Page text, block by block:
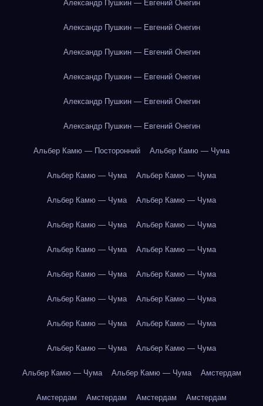
Александр Пушкин — Евгений Онегин
Александр Пушкин — Евгений Онегин
Александр Пушкин — Евгений Онегин
Александр Пушкин — Евгений Онегин
Александр Пушкин — Евгений Онегин
Александр Пушкин — Евгений Онегин
Альбер Камю — Посторонний Альбер Камю — Чума
Альбер Камю — Чума Альбер Камю — Чума
Альбер Камю — Чума Альбер Камю — Чума
Альбер Камю — Чума Альбер Камю — Чума
Альбер Камю — Чума Альбер Камю — Чума
Альбер Камю — Чума Альбер Камю — Чума
Альбер Камю — Чума Альбер Камю — Чума
Альбер Камю — Чума Альбер Камю — Чума
Альбер Камю — Чума Альбер Камю — Чума
Альбер Камю — Чума Альбер Камю — Чума Амстердам
Амстердам Амстердам Амстердам Амстердам